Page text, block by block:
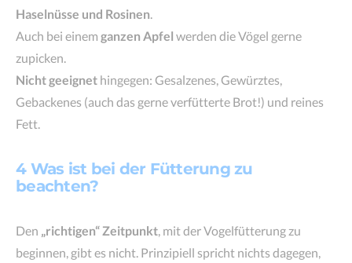
Haselnüsse und Rosinen.
Auch bei einem ganzen Apfel werden die Vögel gerne
zupicken.
Nicht geeignet hingegen: Gesalzenes, Gewürztes,
Gebackenes (auch das gerne verfütterte Brot!) und reines
Fett.
4 Was ist bei der Fütterung zu
beachten?
Den „richtigen“ Zeitpunkt, mit der Vogelfütterung zu
beginnen, gibt es nicht. Prinzipiell spricht nichts dagegen,